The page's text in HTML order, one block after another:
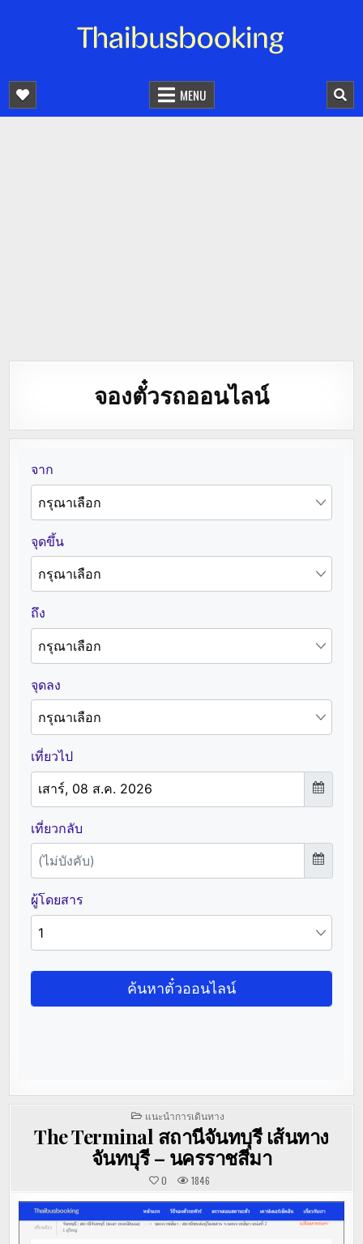
จองตั๋วรถออนไลน์ 24 ชั่วโมง
MENU
จองตั๋วรถออนไลน์
POSTED
IN
แนะนำการเดินทาง
The Terminal สถานีจันทบุรี เส้นทาง
จันทบุรี – นครราชสีมา
0 1846